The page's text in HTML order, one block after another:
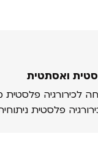
ואסתטית
לכירורגיה
פלסטית